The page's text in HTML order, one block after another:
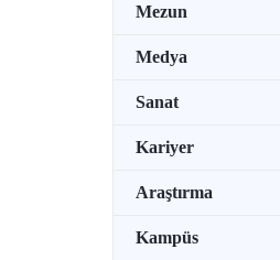
Mezun
Medya
Sanat
Kariyer
Araştırma
Kampüs